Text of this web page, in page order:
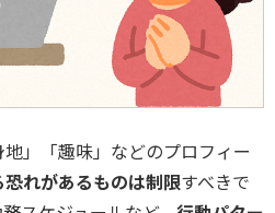
」「趣味」などのプロフィー
れがあるものは制限すべきで